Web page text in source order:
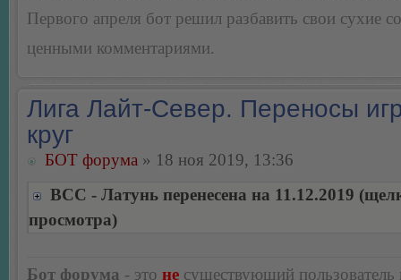
Первого апреля бот решил разбавить свои сухие
ценными комментариями.
Лига Лайт-Север. Переносы
круг
БОТ форума » 18 ноя 2019, 13:36
BCC - Латунь перенесена на 11.12.2019
просмотра)
Бот форума - это не существующий пользователь